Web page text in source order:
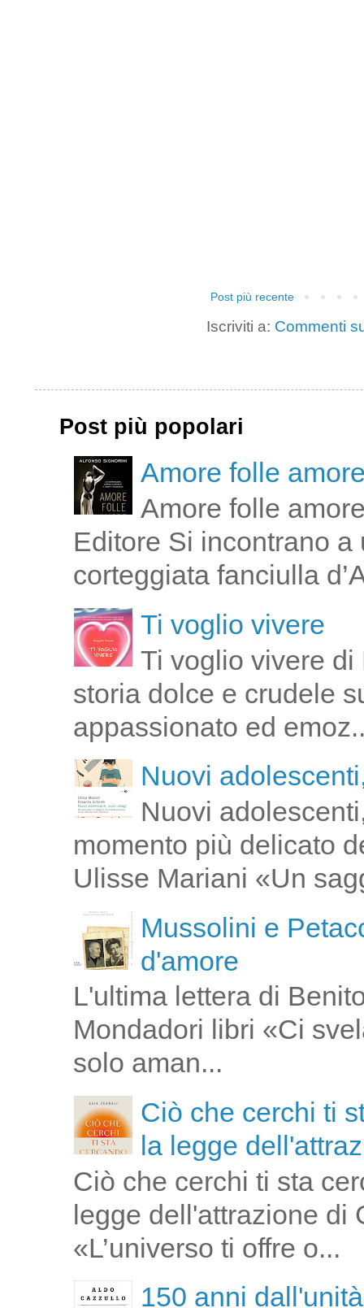
Post più recente
Iscriviti a: Commenti
Post più popolari
Amore folle
Amore folle
Editore Si incontrano
corteggiata fanciulla
Ti voglio vivere
Ti voglio vivere
storia dolce e crudele
appassionato ed
Nuovi
Nuovi
momento più delicato
Ulisse Mariani «Un
Mussolini e
d'amore
L'ultima lettera di
Mondadori libri «Ci
solo aman...
Ciò che cerchi ti
la legge
Ciò che cerchi ti sta
legge dell'attrazione di
«L’universo ti offre o...
150 anni